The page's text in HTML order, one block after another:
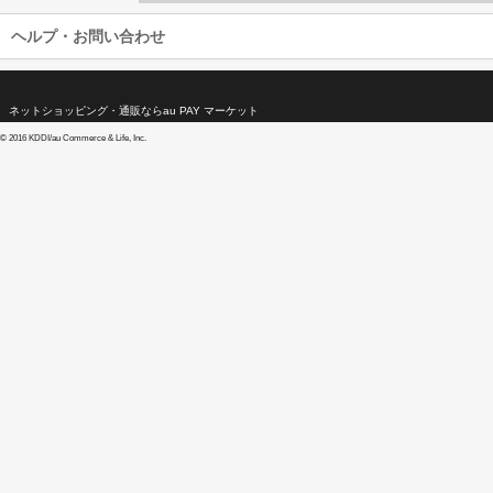
ヘルプ・お問い合わせ
ネットショッピング・通販ならau PAY マーケット
© 2016 KDDI/au Commerce & Life, Inc.